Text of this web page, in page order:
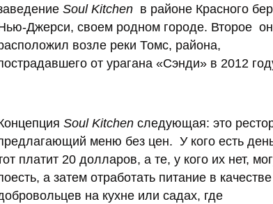
Soul Kitchen в районе Красного
Джерси, своем родном городе. Второе он
возле реки Томс, района,
от урагана «Сэнди» в 2012
Soul Kitchen следующая: это
меню без цен. У кого есть
платит 20 долларов, а те, у кого их нет,
а затем отработать питание в качестве
на кухне или садах, где